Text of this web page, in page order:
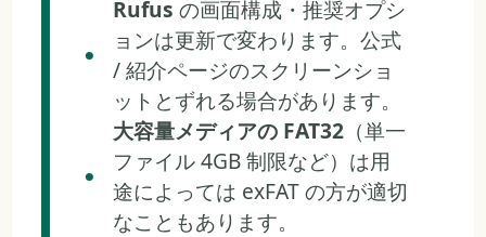
Rufus の画面構成・推奨オプシ
ョンは更新で変わります。公式
/ 紹介ページのスクリーンショ
ットとずれる場合があります。
大容量メディアの FAT32（単一
ファイル 4GB 制限など）は用
途によっては exFAT の方が適切
なこともあります。